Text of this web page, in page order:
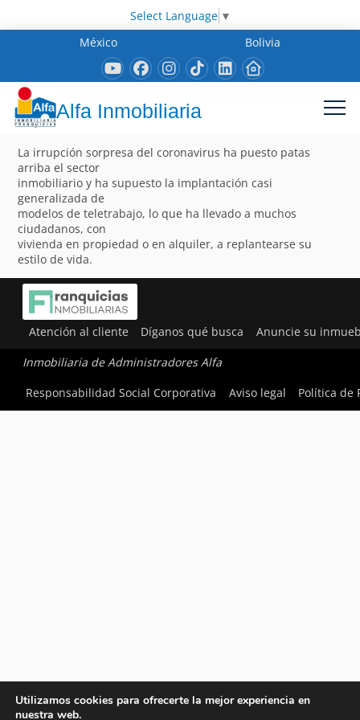
Select Language ▼
México
Bolivia
Alfa Inmobiliaria
La irrupción sorpresa del coronavirus ha puesto patas
arriba el sector
inmobiliario y ha supuesto la implantación casi
generalizada de
modelos de teletrabajo, lo que ha llevado a muchos
ciudadanos, con
vivienda en propiedad o en alquiler, a replantearse su
estilo de vida.
Atención al cliente Díganos qué busca Anuncie su
Inmobiliaria de Administradores Alfa
Responsabilidad Social Corporativa
Aviso legal Política de
Utilizamos cookies para ofrecerte la mejor experiencia en
nuestra web.